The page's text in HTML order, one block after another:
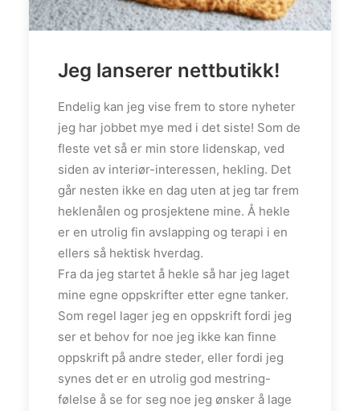
Dette er en enkel oppskrift som jeg er
sikker på at de fleste nybegynnere
klarer. Har du lyst til å lære deg å hekle så
kan du sjekke ut YouTube-kanalen
minHVITELINJER.Her finner du flere
videoer som viser ulike hekleteknikker og
som jeg håper kan hjelpe deg på vei :) Har
du ønsker til hva jeg kan lage video om, så
ta gjerne kontakt med meg på e-post
hvitelinjer@hotmail.com.
Få med deg når jeg oppdaterer!
Visste du at jeg har en Facebook-side?
Her poster jeg hver gang jeg oppdaterer
bloggen. Følg meg gjerne
her:hvitelinjer.no
Jeg lanserer nettbutikk!
Endelig kan jeg vise frem to store nyheter
jeg har jobbet mye med i det siste! Som de
fleste vet så er min store lidenskap, ved
siden av interiør-interessen, hekling. Det
går nesten ikke en dag uten at jeg tar frem
heklenålen og prosjektene mine. Å hekle
er en utrolig fin avslapping og terapi i en
ellers så hektisk hverdag.
Fra da jeg startet å hekle så har jeg laget
mine egne oppskrifter etter egne tanker.
Som regel lager jeg en oppskrift fordi jeg
ser et behov for noe jeg ikke kan finne
oppskrift på andre steder, eller fordi jeg
synes det er en utrolig god mestring-
følelse å se for seg noe jeg ønsker å lage